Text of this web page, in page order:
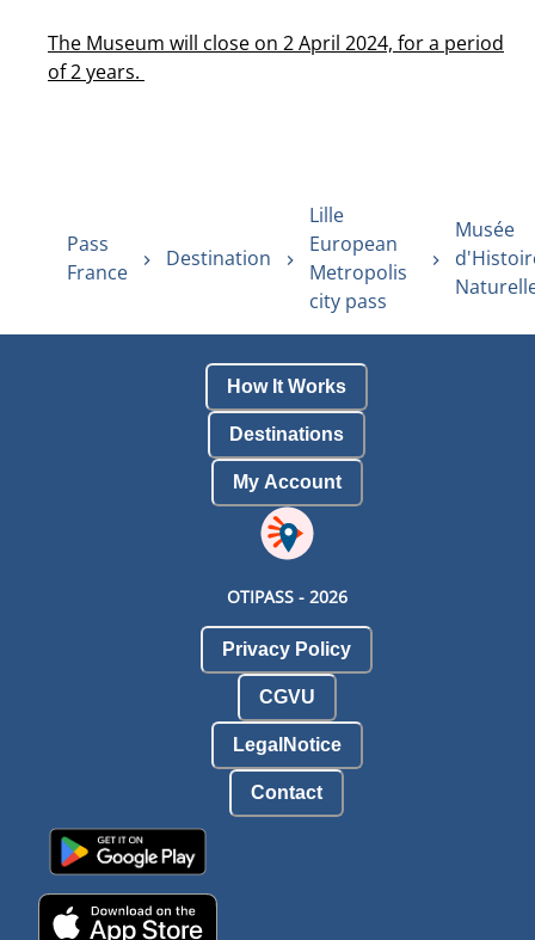
The Museum will close on 2 April 2024, for a period
of 2 years.
Pass
France
Destination
Lille
European
Metropolis
city pass
Musée
How It Works
Destinations
My Account
OTIPASS - 2026
Privacy Policy
CGVU
LegalNotice
Contact